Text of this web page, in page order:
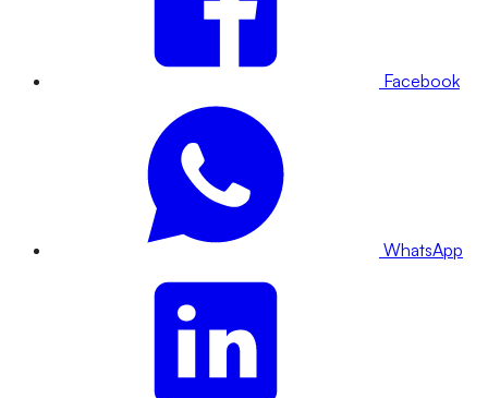
Facebook
WhatsApp